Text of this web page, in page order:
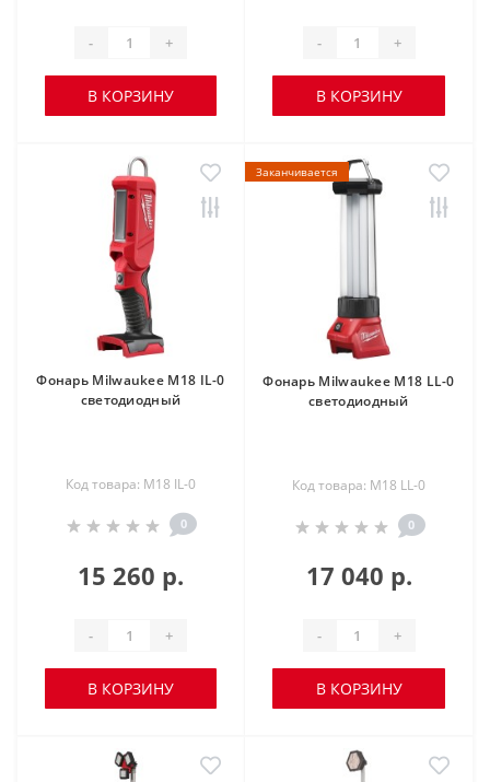
- +
В КОРЗИНУ
- +
В КОРЗИНУ
Фонарь Milwaukee M18 IL-0
светодиодный
Код товара: M18 IL-0
0
15 260 р.
- +
В КОРЗИНУ
Заканчивается
Фонарь Milwaukee M18 LL-0
светодиодный
Код товара: M18 LL-0
0
17 040 р.
- +
В КОРЗИНУ